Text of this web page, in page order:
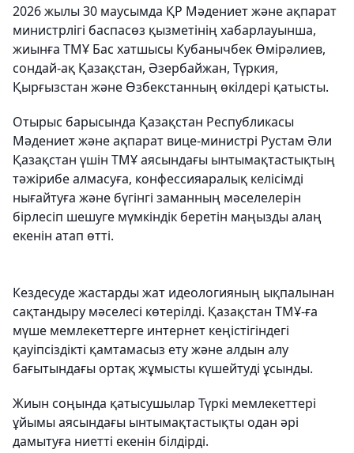
2026 жылы 30 маусымда ҚР Мәдениет және ақпарат
министрлігі баспасөз қызметінің хабарлауынша,
жиынға ТМҰ Бас хатшысы Кубанычбек Өмірәлиев,
сондай-ақ Қазақстан, Әзербайжан, Түркия,
Қырғызстан және Өзбекстанның өкілдері қатысты.
Отырыс барысында Қазақстан Республикасы
Мәдениет және ақпарат вице-министрі Рустам Әли
Қазақстан үшін ТМҰ аясындағы ынтымақтастықтың
тәжірибе алмасуға, конфессияаралық келісімді
нығайтуға және бүгінгі заманның мәселелерін
бірлесіп шешуге мүмкіндік беретін маңызды алаң
екенін атап өтті.
Кездесуде жастарды жат идеологияның ықпалынан
сақтандыру мәселесі көтерілді. Қазақстан ТМҰ-ға
мүше мемлекеттерге интернет кеңістігіндегі
қауіпсіздікті қамтамасыз ету және алдын алу
бағытындағы ортақ жұмысты күшейтуді ұсынды.
Жиын соңында қатысушылар Түркі мемлекеттері
ұйымы аясындағы ынтымақтастықты одан әрі
дамытуға ниетті екенін білдірді.